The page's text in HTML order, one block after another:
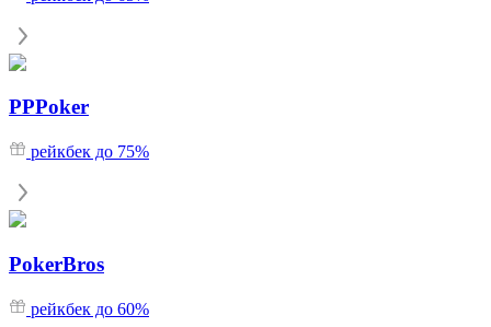
PPPoker
рейкбек до 75%
PokerBros
рейкбек до 60%